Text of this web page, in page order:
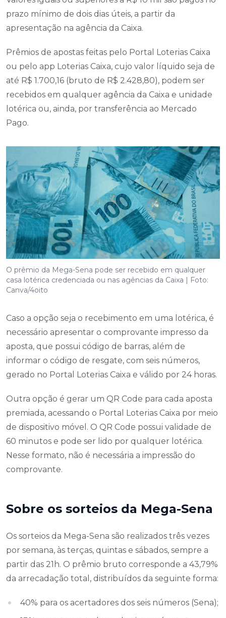
prazo mínimo de dois dias úteis, a partir da
apresentação na agência da Caixa.
Prêmios de apostas feitas pelo Portal Loterias Caixa
ou pelo app Loterias Caixa, cujo valor líquido seja de
até R$ 1.700,16 (bruto de R$ 2.428,80), podem ser
recebidos em qualquer agência da Caixa e unidade
lotérica ou, ainda, por transferência ao Mercado
Pago.
O prêmio da Mega-Sena pode ser recebido em qualquer
casa lotérica credenciada ou nas agências da Caixa | Foto:
Canva/4oito
Caso a opção seja o recebimento em uma lotérica, é
necessário apresentar o comprovante impresso da
aposta, que possui código de barras, além de
informar o código de resgate, com seis números,
gerado no Portal Loterias Caixa e válido por 24 horas.
Outra opção é gerar um QR Code para cada aposta
premiada, acessando o Portal Loterias Caixa por meio
de dispositivo móvel. O QR Code possui validade de
60 minutos e pode ser lido por qualquer lotérica.
Nesse formato, não é necessária a impressão do
comprovante.
Sobre os sorteios da Mega-Sena
Os sorteios da Mega-Sena são realizados três vezes
por semana, às terças, quintas e sábados, sempre a
partir das 21h. O prêmio bruto corresponde a 43,79%
da arrecadação total, distribuídos da seguinte forma:
40% para os acertadores dos seis números (Sena);